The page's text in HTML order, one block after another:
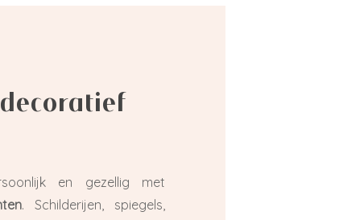
en gezellig met
. Schilderijen, spiegels,